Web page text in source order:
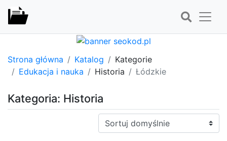
Strona główna Katalog
Kategorie
Edukacja i nauka
Historia Łódzkie
Kategoria: Historia
Sortuj: